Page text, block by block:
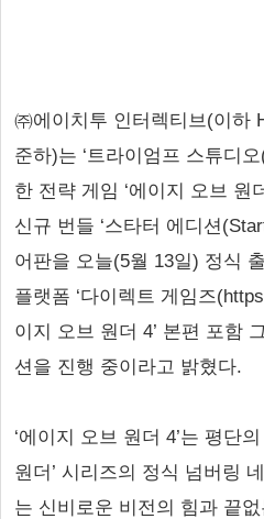
㈜에이치투 인터렉티브(이하
준하)는 ‘트라이엄프 스튜디
한 전략 게임 ‘에이지 오브 원
신규 번들 ‘스타터 에디션
어판을 오늘(5월 13일) 정식
플랫폼 ‘다이렉트 게임즈
이지 오브 원더 4’ 본편 포함
션을 진행 중이라고 밝혔다.
‘에이지 오브 원더 4’는 평단
원더’ 시리즈의 정식 넘버링
는 신비로운 비전의 힘과 끝